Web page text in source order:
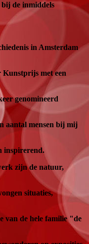
de inmiddels
in Amsterdam
Kunstprijs met een
genomineerd
aantal mensen bij mij
inspirerend.
zijn de natuur,
situaties,
van de hele familie "de